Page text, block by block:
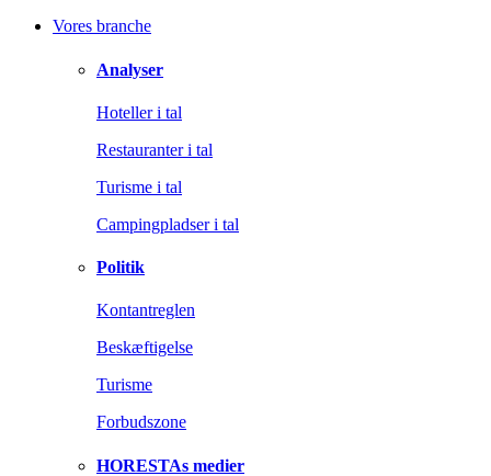
Vores branche
Analyser
Hoteller i tal
Restauranter i tal
Turisme i tal
Campingpladser i tal
Politik
Kontantreglen
Beskæftigelse
Turisme
Forbudszone
HORESTAs medier